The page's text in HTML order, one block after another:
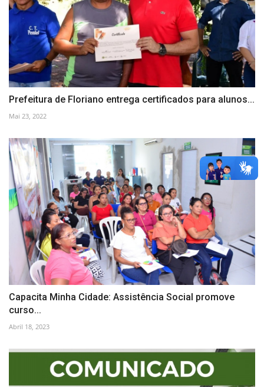
Prefeitura de Floriano entrega certificados para alunos...
Mai 23, 2022
Capacita Minha Cidade: Assistência Social promove
curso...
Abril 18, 2023